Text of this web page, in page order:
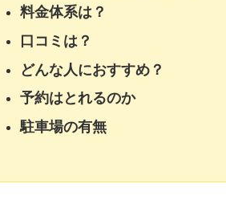
料金体系は？
口コミは？
どんな人におすすめ？
予約はとれるのか
駐車場の有無